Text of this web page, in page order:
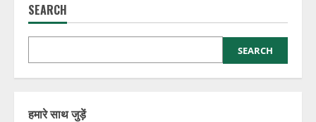
SEARCH
SEARCH
हमारे साथ जुड़ें